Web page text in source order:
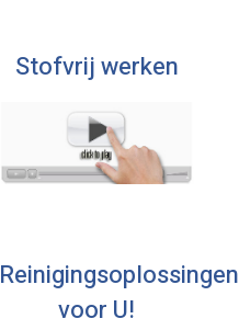
Stofvrij werken
Reinigingsoplossingen
voor U!